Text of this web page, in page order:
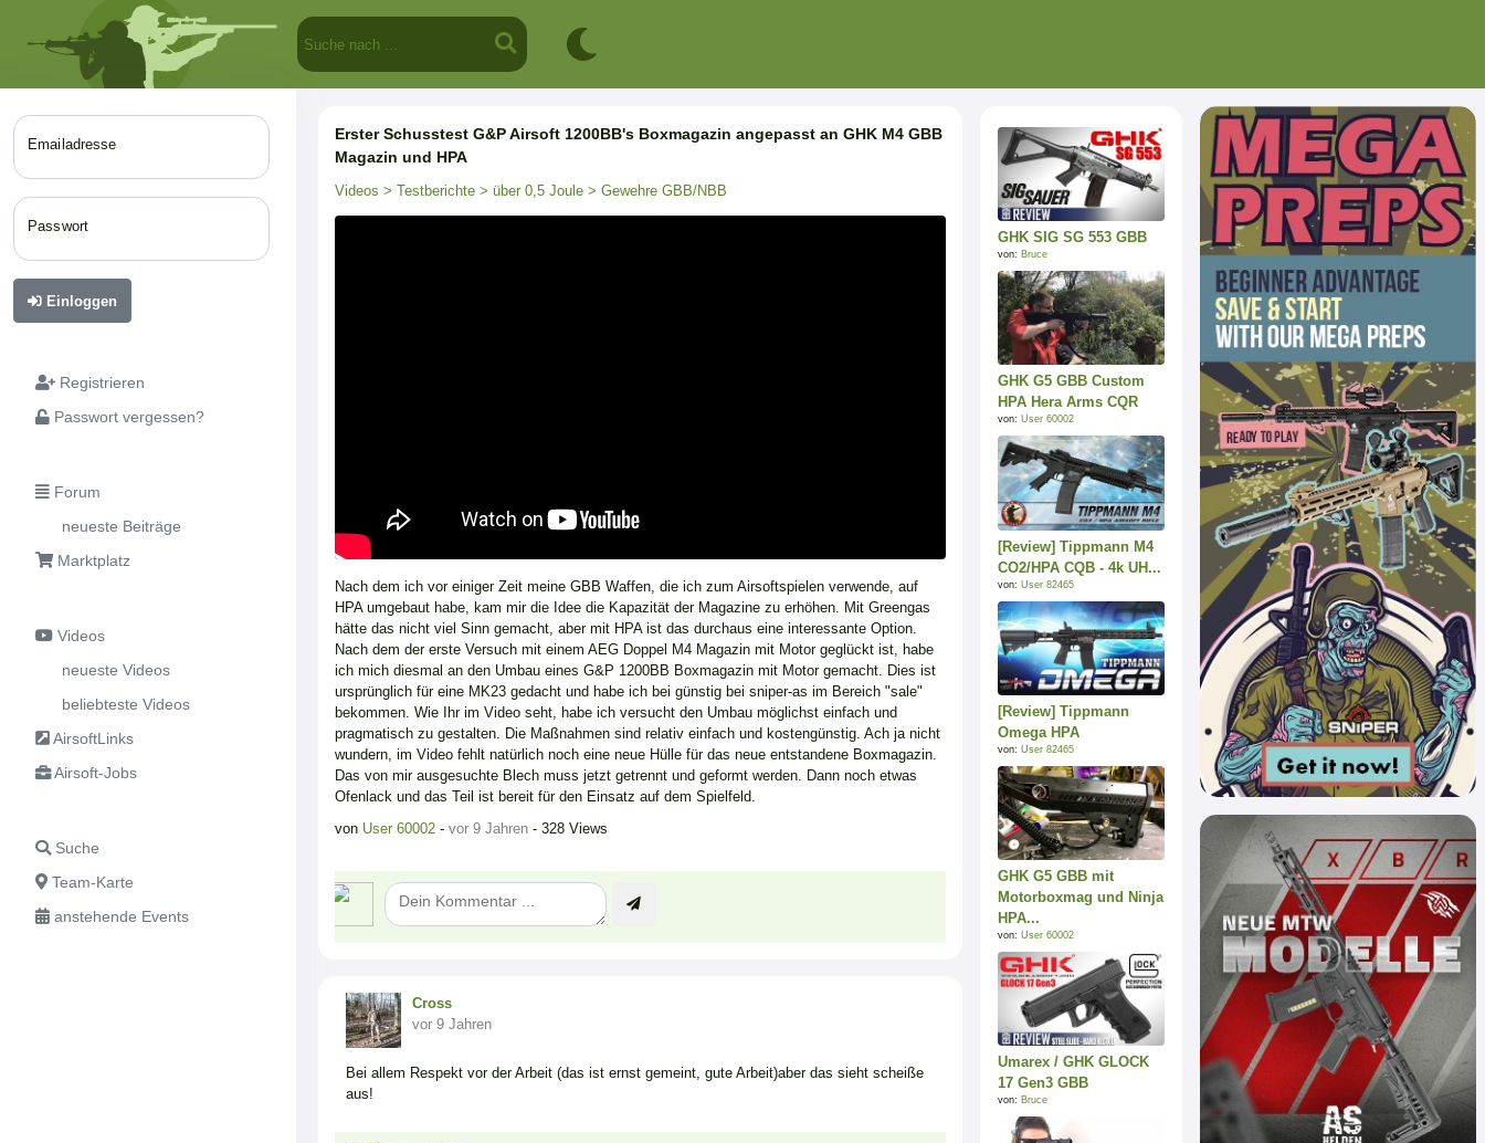
Emailadresse
Passwort
Einloggen
Registrieren
Passwort vergessen?
Forum
neueste Beiträge
Marktplatz
Videos
neueste Videos
beliebteste Videos
AirsoftLinks
Airsoft-Jobs
Suche
Team-Karte
anstehende Events
Erster Schusstest G&P Airsoft 1200BB's Boxmagazin angepasst an GHK M4 GBB
Magazin und HPA
Videos > Testberichte > über 0,5 Joule > Gewehre GBB/NBB
Nach dem ich vor einiger Zeit meine GBB Waffen, die ich zum Airsoftspielen verwende, auf
HPA umgebaut habe, kam mir die Idee die Kapazität der Magazine zu erhöhen. Mit Greengas
hätte das nicht viel Sinn gemacht, aber mit HPA ist das durchaus eine interessante Option.
Nach dem der erste Versuch mit einem AEG Doppel M4 Magazin mit Motor geglückt ist, habe
ich mich diesmal an den Umbau eines G&P 1200BB Boxmagazin mit Motor gemacht. Dies ist
ursprünglich für eine MK23 gedacht und habe ich bei günstig bei sniper-as im Bereich "sale"
bekommen. Wie Ihr im Video seht, habe ich versucht den Umbau möglichst einfach und
pragmatisch zu gestalten. Die Maßnahmen sind relativ einfach und kostengünstig. Ach ja nicht
wundern, im Video fehlt natürlich noch eine neue Hülle für das neue entstandene Boxmagazin.
Das von mir ausgesuchte Blech muss jetzt getrennt und geformt werden. Dann noch etwas
Ofenlack und das Teil ist bereit für den Einsatz auf dem Spielfeld.
von User 60002 - vor 9 Jahren - 328 Views
Cross
vor 9 Jahren
Bei allem Respekt vor der Arbeit (das ist ernst gemeint, gute Arbeit)aber das sieht scheiße
aus!
GHK SIG SG 553 GBB
von: Bruce
GHK G5 GBB Custom
HPA Hera Arms CQR
von: User 60002
[Review] Tippmann M4
CO2/HPA CQB - 4k UH...
von: User 82465
[Review] Tippmann
Omega HPA
von: User 82465
GHK G5 GBB mit
Motorboxmag und Ninja
HPA...
von: User 60002
Umarex / GHK GLOCK
17 Gen3 GBB
von: Bruce